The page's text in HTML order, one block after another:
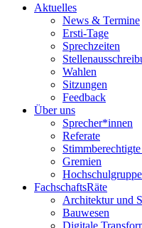
Aktuelles
News & Termine
Ersti-Tage
Sprechzeiten
Wahlen
Sitzungen
Feedback
Über uns
Sprecher*innen
Referate
Gremien
FachschaftsRäte
Architektur und
Bauwesen
Digitale